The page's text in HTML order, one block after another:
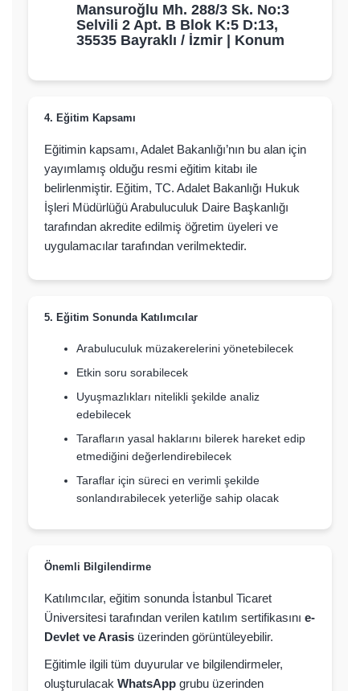
Mansuroğlu Mh. 288/3 Sk. No:3
Selvili 2 Apt. B Blok K:5 D:13,
35535 Bayraklı / İzmir | Konum
4. Eğitim Kapsamı
Eğitimin kapsamı, Adalet Bakanlığı’nın bu alan için
yayımlamış olduğu resmi eğitim kitabı ile
belirlenmiştir. Eğitim, TC. Adalet Bakanlığı Hukuk
İşleri Müdürlüğü Arabuluculuk Daire Başkanlığı
tarafından akredite edilmiş öğretim üyeleri ve
uygulamacılar tarafından verilmektedir.
5. Eğitim Sonunda Katılımcılar
Arabuluculuk müzakerelerini yönetebilecek
Etkin soru sorabilecek
Uyuşmazlıkları nitelikli şekilde analiz
edebilecek
Tarafların yasal haklarını bilerek hareket edip
etmediğini değerlendirebilecek
Taraflar için süreci en verimli şekilde
sonlandırabilecek yeterliğe sahip olacak
Önemli Bilgilendirme
Katılımcılar, eğitim sonunda İstanbul Ticaret
Üniversitesi tarafından verilen katılım sertifikasını e-
Devlet ve Arasis üzerinden görüntüleyebilir.
Eğitimle ilgili tüm duyurular ve bilgilendirmeler,
oluşturulacak WhatsApp grubu üzerinden